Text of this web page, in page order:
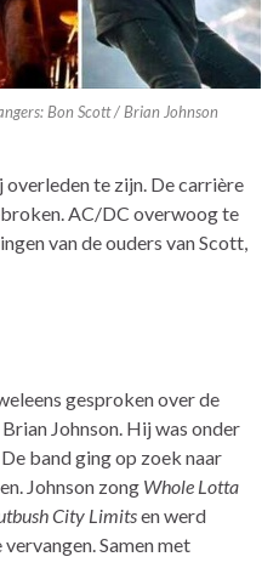
Bon Scott / Brian Johnson
te zijn. De carrière
AC/DC overwoog te
van de ouders van Scott,
gesproken over de
Johnson. Hij was onder
band ging op zoek naar
Johnson zong Whole Lotta
City Limitsen werd
Samen met